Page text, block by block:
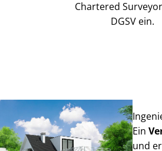
Chartered
DGSV ein.
Ein
und